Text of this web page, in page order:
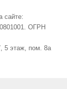
сайте:
ОГРН
5 этаж, пом. 8а